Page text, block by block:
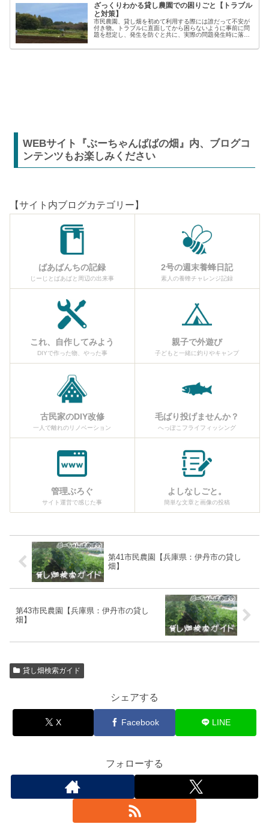
ざっくりわかる貸し農園での困りごと【トラブル
と対策】
市民農園、貸し畑を初めて利用する際には誰だって不安が
付き物。トラブルに直面してから困らないように事前に問
題を想定し、発生を防ぐと共に、実際の問題発生時に落ち
【困った】と【トラブル】困りごとト...
WEBサイト『ぶーちゃんばばの畑』内、ブログコ
ンテンツもお楽しみください
【サイト内ブログカテゴリー】
ばあばんちの記録
じーじとばあばと周辺の出来事
2号の週末養蜂日記
素人の養蜂チャレンジ記録
これ、自作してみよう
DIYで作った物、やった事
親子で外遊び
子どもと一緒に釣りやキャンプ
古民家のDIY改修
一人で離れのリノベーション
毛ばり投げませんか？
へっぽこフライフィッシング
管理ぶろぐ
サイト運営で感じた事
よしなしごと。
簡単な文章と画像の投稿
第41市民農園【兵庫県：伊丹市の貸し
畑】
第43市民農園【兵庫県：伊丹市の貸し
畑】
貸し畑検索ガイド
シェアする
X Facebook LINE
フォローする